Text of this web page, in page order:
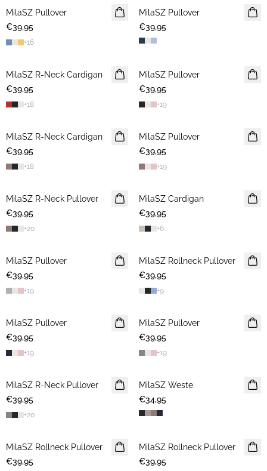
NEUHEIT
2 FOR €65
MilaSZ Pullover
€39,95
+16
2 FOR €65
MilaSZ Pullover
€39,95
NEUHEIT
2 FOR €65
MilaSZ R-Neck Cardigan
€39,95
+18
2 FOR €65
MilaSZ Pullover
€39,95
+19
2 FOR €65
MilaSZ R-Neck Cardigan
€39,95
+18
2 FOR €65
MilaSZ Pullover
€39,95
+19
2 FOR €65
MilaSZ R-Neck Pullover
€39,95
+20
2 FOR €65
MilaSZ Cardigan
€39,95
+6
2 FOR €65
MilaSZ Pullover
€39,95
+19
2 FOR €65
MilaSZ Rollneck Pullover
€39,95
+9
2 FOR €65
MilaSZ Pullover
€39,95
+19
2 FOR €65
MilaSZ Pullover
€39,95
+19
2 FOR €65
MilaSZ R-Neck Pullover
€39,95
+20
MilaSZ Weste
€34,95
2 FOR €65
MilaSZ Rollneck Pullover
€39,95
2 FOR €65
MilaSZ Rollneck Pullover
€39,95